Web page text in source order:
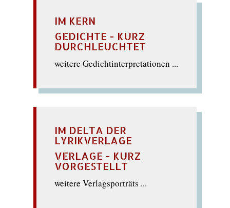
IM KERN
GEDICHTE - KURZ
DURCHLEUCHTET
weitere Gedichtinterpretationen ...
IM DELTA DER
LYRIKVERLAGE
VERLAGE - KURZ
VORGESTELLT
weitere Verlagsporträts ...